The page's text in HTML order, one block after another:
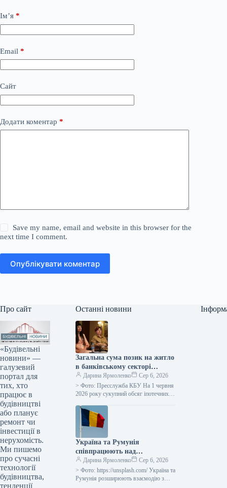
Ім’я *
Email *
Сайт
Додати коментар *
Save my name, email and website in this browser for the
next time I comment.
Опублікувати коментар
Про сайт
«Будівельні
новини» —
галузевий
портал для
тих, хто
працює в
будівництві
або планує
ремонт чи
інвестиції в
нерухомість.
Ми пишемо
про сучасні
технології
будівництва,
тенденції
Останні новини
Загальна сума позик на житло
в банківському секторі
досягла 50 мільярдів гривень.
Дарина Ярмоленко
Сер 6, 2026
> Фото: Пресслужба КБУ На 1 червня
2026 року сукупний обсяг іпотечних
мільярдів гривень,…
Україна та Румунія
співпрацюють над
збільшенням логістичного
потенціалу порту Констанца
Дарина Ярмоленко
Сер 6, 2026
> Фото: https://unsplash.com/ Україна та
Румунія розширюють взаємодію з